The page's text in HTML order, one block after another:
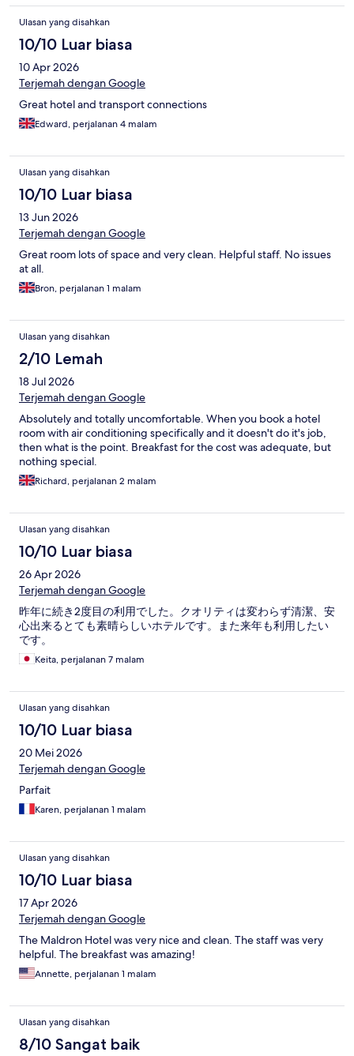
Ulasan yang disahkan
10/10 Luar biasa
10 Apr 2026
Terjemah dengan Google
Great hotel and transport connections
Edward, perjalanan 4 malam
Ulasan yang disahkan
10/10 Luar biasa
13 Jun 2026
Terjemah dengan Google
Great room lots of space and very clean. Helpful staff. No issues
at all.
Bron, perjalanan 1 malam
Ulasan yang disahkan
2/10 Lemah
18 Jul 2026
Terjemah dengan Google
Absolutely and totally uncomfortable. When you book a hotel
room with air conditioning specifically and it doesn't do it's job,
then what is the point. Breakfast for the cost was adequate, but
nothing special.
Richard, perjalanan 2 malam
Ulasan yang disahkan
10/10 Luar biasa
26 Apr 2026
Terjemah dengan Google
昨年に続き2度目の利用でした。クオリティは変わらず清潔、安
心出来るとても素晴らしいホテルです。また来年も利用したい
です。
Keita, perjalanan 7 malam
Ulasan yang disahkan
10/10 Luar biasa
20 Mei 2026
Terjemah dengan Google
Parfait
Karen, perjalanan 1 malam
Ulasan yang disahkan
10/10 Luar biasa
17 Apr 2026
Terjemah dengan Google
The Maldron Hotel was very nice and clean. The staff was very
helpful. The breakfast was amazing!
Annette, perjalanan 1 malam
Ulasan yang disahkan
8/10 Sangat baik